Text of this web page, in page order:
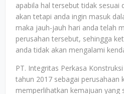
apabila hal tersebut tidak sesuai
akan tetapi anda ingin masuk
maka jauh-jauh hari anda telah
perusahan tersebut, sehingga
anda tidak akan mengalami
PT. Integritas Perkasa
tahun 2017 sebagai perusahaan
memperlihatkan kemajuan yang